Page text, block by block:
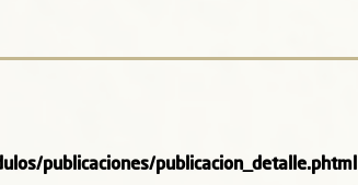
publicaciones/publicacion_detalle.phtml